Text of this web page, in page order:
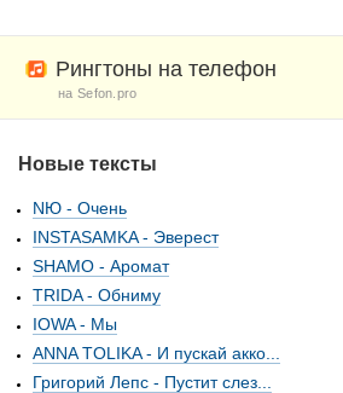
Рингтоны на телефон
на Sefon.pro
Новые тексты
NЮ - Очень
INSTASAMKA - Эверест
SHAMO - Аромат
TRIDA - Обниму
IOWA - Мы
ANNA TOLIKA - И пускай акко...
Григорий Лепс - Пустит слез...